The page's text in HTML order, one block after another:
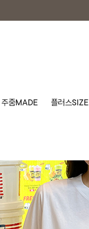
주줌MADE 플러스SIZE